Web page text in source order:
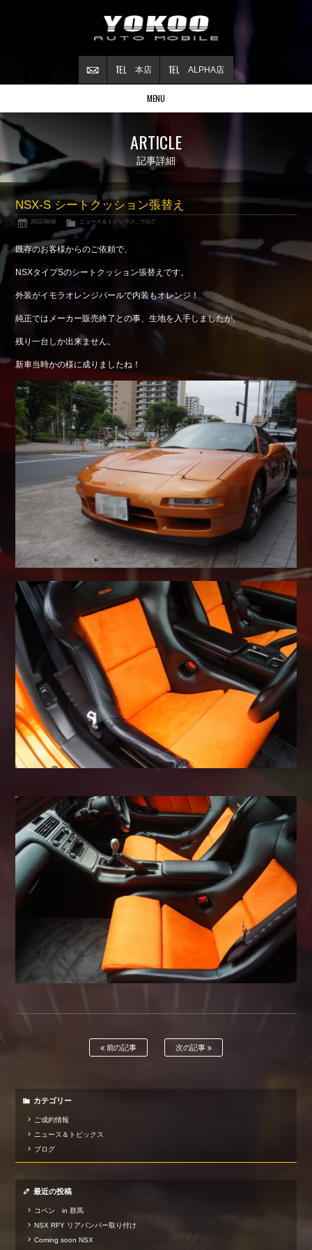
ALPHA店
本店
MENU
Stock list
在庫情報
Contract
ご成約情報
About NSX
NSXについて
Reflesh Plan
整備・修理・カスタム例
買取査定
Blog
Shop info.
店舗紹介
Company
会社概要
ARTICLE
記事詳細
NSX-S シートクッション張替え
2022.08.06 ニュース＆トピックス , ブログ
既存のお客様からのご依頼で、
NSXタイプSのシートクッション張替えです。
外装がイモラオレンジパールで内装もオレンジ！
純正ではメーカー販売終了との事、生地を入手しましたが、
残り一台しか出来ません。
新車当時かの様に成りましたね！
前の記事 次の記事
カテゴリー
ご成約情報
ニュース＆トピックス
ブログ
最近の投稿
コペン in 群馬
NSX RFY リアバンパー取り付け
Coming soon NSX